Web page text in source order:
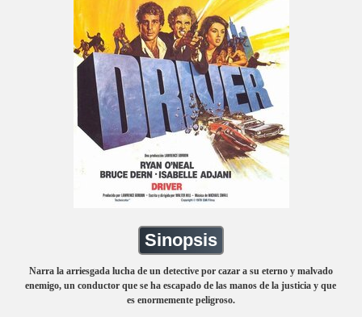
Sinopsis
Narra la arriesgada lucha de un detective por cazar a su eterno y malvado
enemigo, un conductor que se ha escapado de las manos de la justicia y que
es enormemente peligroso.